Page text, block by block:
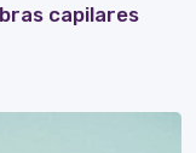
capilares